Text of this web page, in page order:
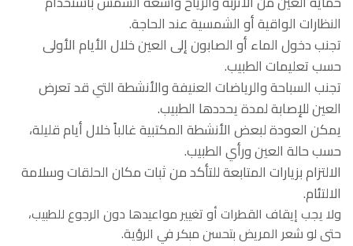
النظارات الواقية أو الشمسية عند الحاجة.
تجنب دخول الماء أو الصابون إلى العين خلال الأيام الأولى
حسب تعليمات الطبيب.
تجنب السباحة والرياضات العنيفة والأنشطة التي قد تعرض
العين للإصابة لمدة يحددها الطبيب.
يمكن العودة لبعض الأنشطة المكتبية غالباً خلال أيام قليلة،
حسب حالة العين ورأي الطبيب.
الالتزام بزيارات المتابعة للتأكد من ثبات مكان الحلقات وسلامة
الالتئام.
ولا يجب إيقاف القطرات أو تغيير مواعيدها دون الرجوع للطبيب،
حتى لو شعر المريض بتحسن مبكر في الرؤية.